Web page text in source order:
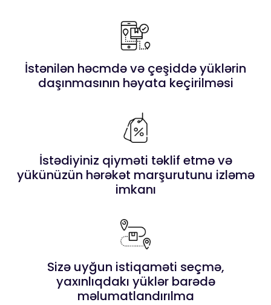
İstənilən həcmdə və çeşiddə yüklərin
daşınmasının həyata keçirilməsi
İstədiyiniz qiyməti təklif etmə və
yükünüzün hərəkət marşurutunu izləmə
imkanı
Sizə uyğun istiqaməti seçmə,
yaxınlıqdakı yüklər barədə
məlumatlandırılma